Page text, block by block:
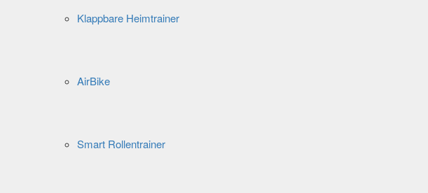
Klappbare Heimtrainer
AirBike
Smart Rollentrainer